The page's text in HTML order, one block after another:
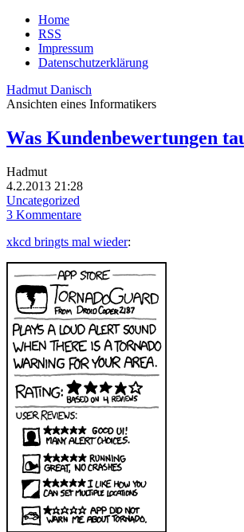
Home
RSS
Impressum
Datenschutzerklärung
Hadmut Danisch
Ansichten eines Informatikers
Was Kundenbewertungen
Hadmut
4.2.2013 21:28
Uncategorized
3 Kommentare
xkcd bringts mal wieder: